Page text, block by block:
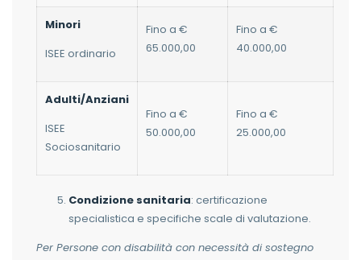
Minori
ISEE ordinario
Fino a €
65.000,00
Fino a €
40.000,00
Adulti/Anziani
ISEE
Sociosanitario
Fino a €
50.000,00
Fino a €
25.000,00
Condizione sanitaria: certificazione
specialistica e specifiche scale di valutazione.
Per Persone con disabilità con necessità di sostegno